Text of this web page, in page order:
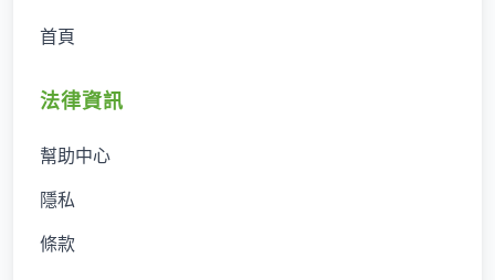
首頁
法律資訊
幫助中心
隱私
條款